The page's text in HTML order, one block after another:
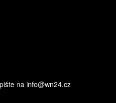
na info@wn24.cz